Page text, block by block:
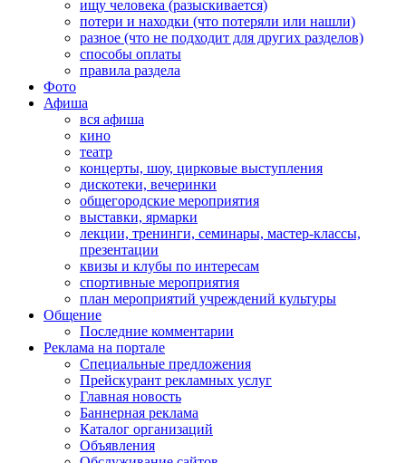
ищу человека (разыскивается)
потери и находки (что потеряли или нашли)
разное (что не подходит для других разделов)
способы оплаты
правила раздела
Фото
Афиша
вся афиша
кино
театр
концерты, шоу, цирковые выступления
дискотеки, вечеринки
общегородские мероприятия
выставки, ярмарки
лекции, тренинги, семинары, мастер-классы,
презентации
квизы и клубы по интересам
спортивные мероприятия
план мероприятий учреждений культуры
Общение
Последние комментарии
Реклама на портале
Специальные предложения
Прейскурант рекламных услуг
Главная новость
Баннерная реклама
Каталог организаций
Объявления